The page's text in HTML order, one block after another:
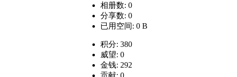
相册数: 0
分享数: 0
已用空间: 0 B
积分: 380
威望: 0
金钱: 292